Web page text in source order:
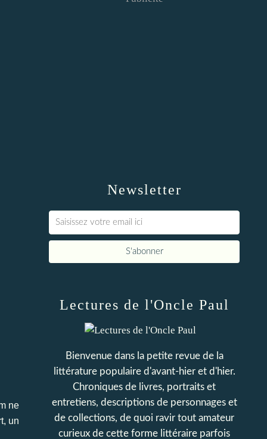
ne
un
Newsletter
Lectures de l'Oncle Paul
Bienvenue dans la petite revue de la
littérature populaire d'avant-hier et d'hier.
Chroniques de livres, portraits et
entretiens, descriptions de personnages et
de collections, de quoi ravir tout amateur
curieux de cette forme littéraire parfois